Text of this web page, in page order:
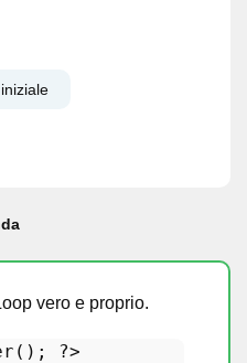
vero e proprio.
();
?>